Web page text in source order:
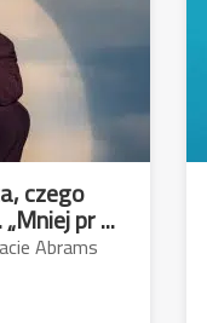
czego
pr ...
Abrams